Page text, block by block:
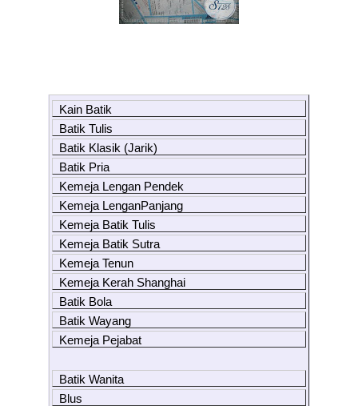
Kain Batik
Batik Tulis
Batik Klasik (Jarik)
Batik Pria
Kemeja Lengan Pendek
Kemeja LenganPanjang
Kemeja Batik Tulis
Kemeja Batik Sutra
Kemeja Tenun
Kemeja Kerah Shanghai
Batik Bola
Batik Wayang
Kemeja Pejabat
Batik Wanita
Blus